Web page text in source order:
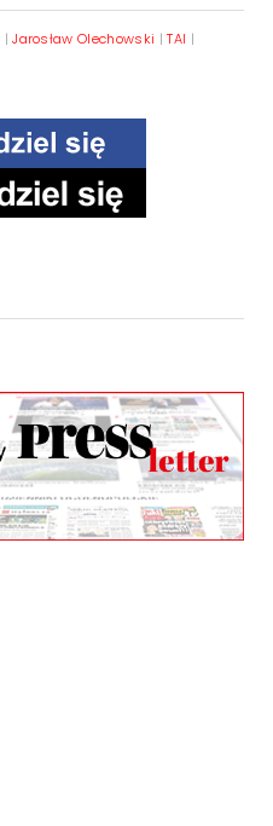
|Jarosław Olechowski |TAI |